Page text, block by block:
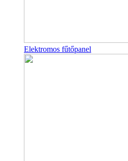
Elektromos fűtőpanel